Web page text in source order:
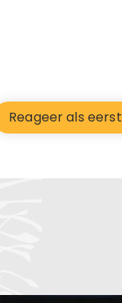
Reageer als